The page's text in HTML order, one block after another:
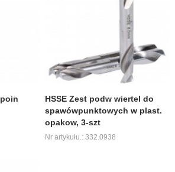
HSSE Zest podw wiertel do
spawówpunktowych w plast.
opakow, 3-szt
Nr artykułu.: 332.0938